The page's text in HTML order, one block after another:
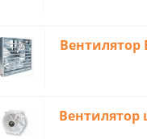
Вентилятор
Вентилятор